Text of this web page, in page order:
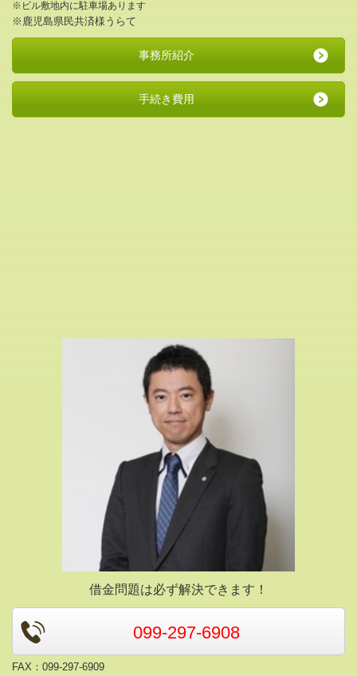
※ビル敷地内に駐車場あります
※鹿児島県民共済様うらて
事務所紹介
手続き費用
借金問題は必ず解決できます！
099-297-6908
FAX：099-297-6909